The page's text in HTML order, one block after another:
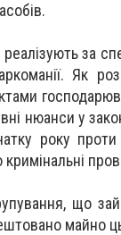
реалізують за
Як
нюанси у
року
що
майно